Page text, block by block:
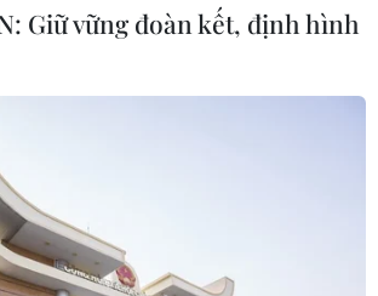
TIẾN DUẨN
NGUYỄN THỊ TÁM, KHÚC THANH
Quy định sử dụng
Giữ vững đoàn kết, định hình